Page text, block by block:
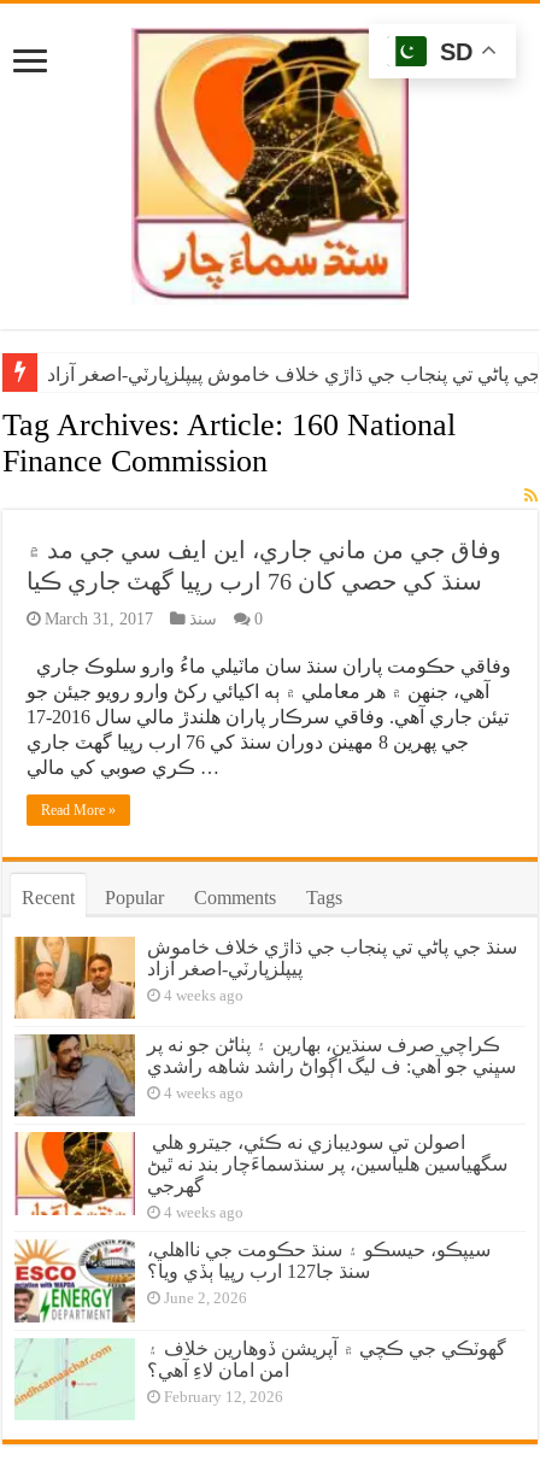
پاڻي تي پنجاب جي ڌاڙي خلاف خاموش پيپلزپارٽي-اصغر آزاد
Tag Archives:Article: 160 National
Finance Commission
وفاق جي من ماني جاري، اين ايف سي جي مد ۾
سنڌ کي حصي کان 76 ارب رپيا گهٽ جاري ڪيا
March 31, 2017 سنڌ 0
آهي، جنهن ۾ هر معاملي ۾ ٻه اکيائي رکڻ وارو رويو جيئن جو
تيئن جاري آهي. وفاقي سرڪار پاران هلندڙ مالي سال 2016-17
جي پهرين 8 مهينن دوران سنڌ کي 76 ارب رپيا گهٽ جاري
ڪري صوبي کي مالي …
Read More »
Recent Popular Comments Tags
سنڌ جي پاڻي تي پنجاب جي ڌاڙي خلاف خاموش
پيپلزپارٽي-اصغر آزاد
4 weeks ago
ڪراچي صرف سنڌين، بهارين ۽ پٺاڻن جو نه پر
سڀني جو آهي: ف ليگ اڳواڻ راشد شاهه راشدي
4 weeks ago
سگهياسين هلياسين، پر سنڌسماءَچار بند نه ٿيڻ
گهرجي
4 weeks ago
سيپڪو، حيسڪو ۽ سنڌ حڪومت جي نااهلي،
سنڌ جا127 ارب رپيا ٻڏي ويا؟
June 2, 2026
گهوٽڪي جي ڪچي ۾ آپريشن ڏوهارين خلاف ۽
امن امان لاءِ آهي؟
February 12, 2026
SD